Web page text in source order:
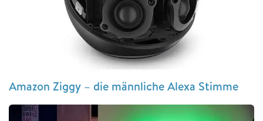
Amazon Ziggy – die männliche Alexa Stimme